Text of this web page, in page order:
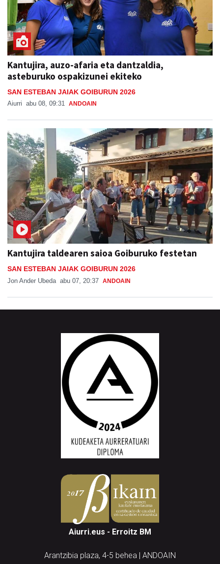
Kantujira, auzo-afaria eta dantzaldia,
asteburuko ospakizunei ekiteko
SAN ESTEBAN JAIAK GOIBURUN 2026
Aiurri abu 08, 09:31 ANDOAIN
Kantujira taldearen saioa Goiburuko festetan
SAN ESTEBAN JAIAK GOIBURUN 2026
Jon Ander Ubeda abu 07, 20:37 ANDOAIN
Aiurri.eus - Erroitz BM
Arantzibia plaza, 4-5 behea | ANDOAIN